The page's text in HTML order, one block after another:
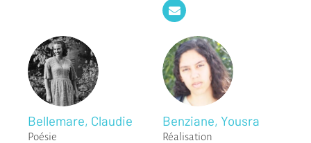
Bellemare, Claudie
Poésie
Benziane, Yousra
Réalisation